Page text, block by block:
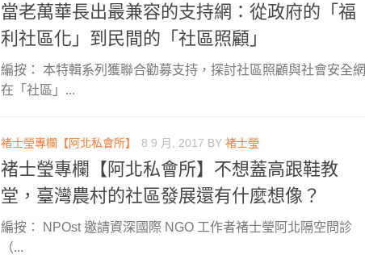
當老萬華長出最兼容的支持網：從政府的「福
利社區化」到民間的「社區照顧」
編按： 本特輯系列獲聯合勸募支持，探討社區照顧與社會安全網
在「社區」...
褚士瑩專欄【阿北私會所】 8 9 月, 2017 BY 褚士瑩
褚士瑩專欄【阿北私會所】不想蓋高跟鞋教
堂，臺灣農村的社區發展還有什麼想像？
編按： NPOst 邀請資深國際 NGO 工作者褚士瑩阿北隔空問診
（...